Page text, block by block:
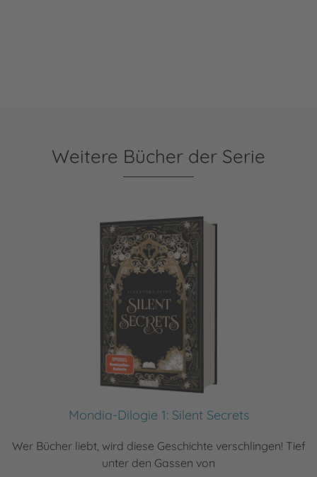
Weitere Bücher der Serie
Mondia-Dilogie 1: Silent Secrets
Wer Bücher liebt, wird diese Geschichte verschlingen! Tief
unter den Gassen von